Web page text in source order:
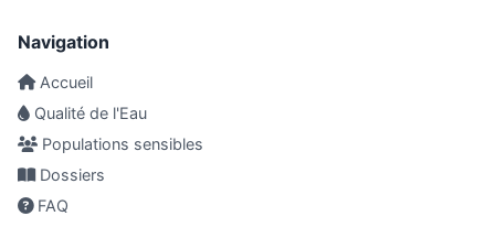
Navigation
Accueil
Qualité de l'Eau
Populations sensibles
Dossiers
FAQ